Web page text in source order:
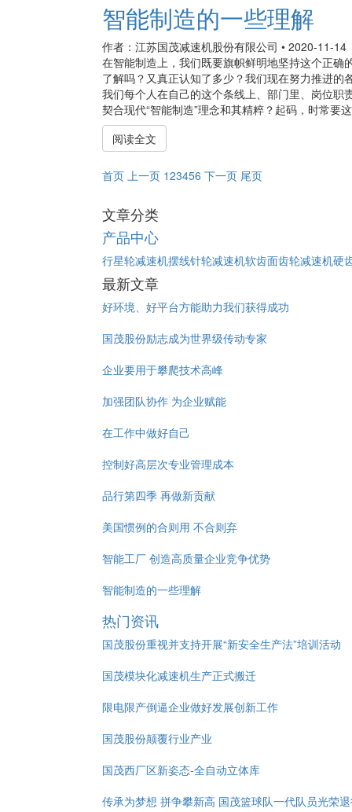
智能制造的一些理解
作者：江苏国茂减速机股份有限公司 • 2020-11-14
在智能制造上，我们既要旗帜鲜明地坚持这个正确
了解吗？又真正认知了多少？我们现在努力推进的
我们每个人在自己的这个条线上、部门里、岗位
契合现代“智能制造”理念和其精粹？起码，时常要
阅读全文
首页 上一页 123456 下一页 尾页
文章分类
产品中心
行星轮减速机摆线针轮减速机软齿面齿轮减速机硬
最新文章
好环境、好平台方能助力我们获得成功
国茂股份励志成为世界级传动专家
企业要用于攀爬技术高峰
加强团队协作 为企业赋能
在工作中做好自己
控制好高层次专业管理成本
品行第四季 再做新贡献
美国惯例的合则用 不合则弃
智能工厂 创造高质量企业竞争优势
智能制造的一些理解
热门资讯
国茂股份重视并支持开展“新安全生产法”培训活动
国茂模块化减速机生产正式搬迁
限电限产倒逼企业做好发展创新工作
国茂股份颠覆行业产业
国茂西厂区新姿态-全自动立体库
传承为梦想 拼争攀新高 国茂篮球队一代队员光荣